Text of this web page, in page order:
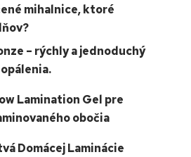
mihalnice, ktoré
– rýchly a jednoduchý
Lamination Gel pre
obočia
Domácej Laminácie